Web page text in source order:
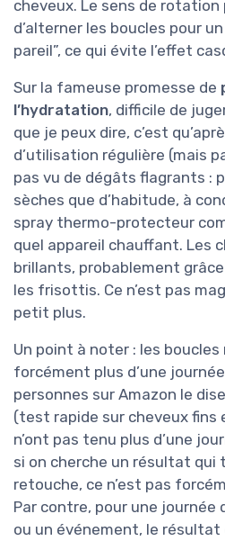
cheveux. Le sens de
d’alterner les boucles pour
pareil”, ce qui évite l’effet
Sur la fameuse promesse de
l’hydratation, difficile de
que je peux dire, c’est
d’utilisation régulière (mais
pas vu de dégâts flagrants :
sèches que d’habitude, à
spray thermo-protecteur
quel appareil chauffant. Les
brillants, probablement
les frisottis. Ce n’est pas
petit plus.
Un point à noter : les
forcément plus d’une
personnes sur Amazon le
(test rapide sur cheveux fins
n’ont pas tenu plus d’une
si on cherche un résultat qui
retouche, ce n’est pas
Par contre, pour une journée
ou un événement, le